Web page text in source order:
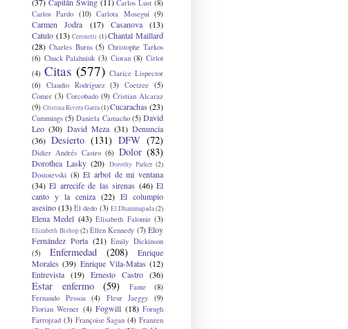
Carlos Lust (8)
Carlos Pardo (10) Carlota Moseguí (9)
Carmen Jodra (17) Casanova
(13)
Catulo (13) Ceronetti (1) Chantal Maillard
(28) Charles Burns (5) Christophe Tarkos
(6) Chuck Palahniuk (3) Cioran (8) Cirlot
(4) Citas (577) Clarice Lispector
(6)
Claudio Rodríguez (3) Coetzee (5)
Comer (3) Corcobado (9) Cristian Alcaraz
(9) Cristina Rivera Garza(1)Cucarachas (23)
Cummings (5) Daniela Camacho (5) David
Leo (30) David Meza (31) Denuncia
(36) Desierto (131) DFW (72)
Didier Andrés Castro (6) Dolor (83)
Dorothea Lasky (20) Dorothy Parker (2)
Dostoievski (8) El arbol de mi ventana
(34) El arrecife de las sirenas (46) El
canto y la ceniza (22) El columpio
asesino(13) El dedo (3) El Dhammapada(2)
Elena Medel (43) Elisabeth Falomir (3)
Elizabeth Bishop(2) Ellen Kennedy (7) Eloy
Fernández Porta (21) Emily Dickinson
(5)
Enfermedad (208)
Enrique
Morales (39) Enrique Vila-Matas (12)
Entrevista (19) Ernesto Castro (36)
Estar enfermo (59) Fante
(8)
Fernando Pessoa
(4) Fleur Jaeggy
(9)
Florian Werner (4) Fogwill (18) Forugh
Farrojzad (3) Françoise Sagan (4) Franzen